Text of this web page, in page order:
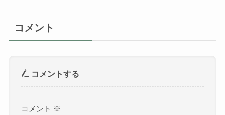
コメント
コメントする
コメント ※